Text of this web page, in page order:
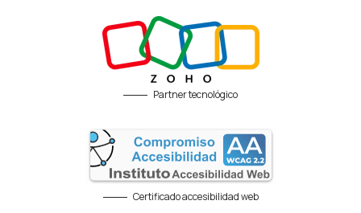
Partner tecnológico
Certificado accesibilidad web